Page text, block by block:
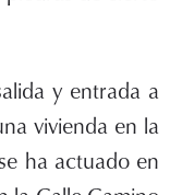
y entrada a
vivienda en la
ha actuado en